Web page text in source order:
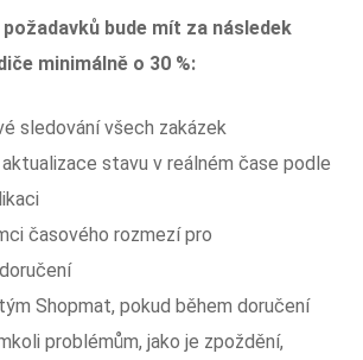
bude mít za následek
minimálně o 30 %:
sledování všech zakázek
stavu v reálném čase podle
časového rozmezí pro
Shopmat, pokud během doručení
problémům, jako je zpoždění,